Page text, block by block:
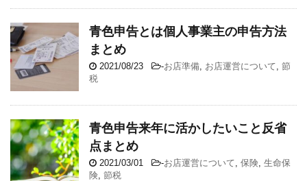
青色申告とは個人事業主の申告方法
まとめ
2021/08/23 -お店準備, お店運営について, 節
税
青色申告来年に活かしたいこと反省
点まとめ
2021/03/01 -お店運営について, 保険, 生命保
険, 節税